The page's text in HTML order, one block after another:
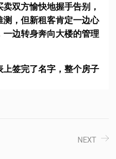
双方愉快地握手告别，
，但新租客肯定一边心
边转身奔向大楼的管理
签完了名字，整个房子
NEXT